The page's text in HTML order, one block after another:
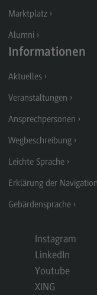
Kontakt
Executive
Executive
Modulangebot
Kontakt
Finance
Finance
Kontakt
General
Marktplatz
Alumni
Informationen
Aktuelles
Veranstaltungen
Ansprechpersonen
Wegbeschreibung
Leichte Sprache
Erklärung der Navigation
Gebärdensprache
Instagram
LinkedIn
Youtube
XING